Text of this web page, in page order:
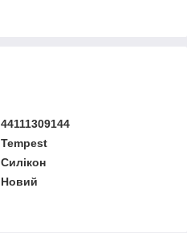
44111309144
Tempest
Силікон
Новий